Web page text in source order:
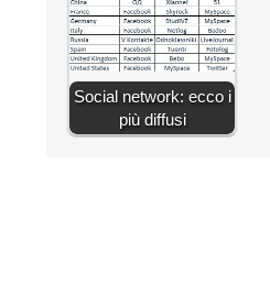
Social network: ecco i
più diffusi